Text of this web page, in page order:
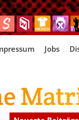
Jobs